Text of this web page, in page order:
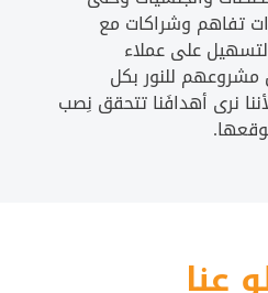
تفاهم وشراكات مع
على عملاء
للنور بكل
نرى أهدافَنا تتحقق نِصب
عنا